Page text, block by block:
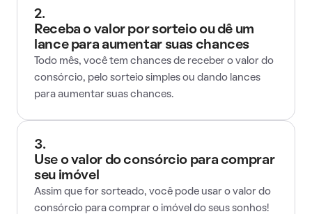
2.
Receba o valor por sorteio ou dê um
lance para aumentar suas chances
Todo mês, você tem chances de receber o valor do
consórcio, pelo sorteio simples ou dando lances
para aumentar suas chances.
3.
Use o valor do consórcio para comprar
seu imóvel
Assim que for sorteado, você pode usar o valor do
consórcio para comprar o imóvel do seus sonhos!